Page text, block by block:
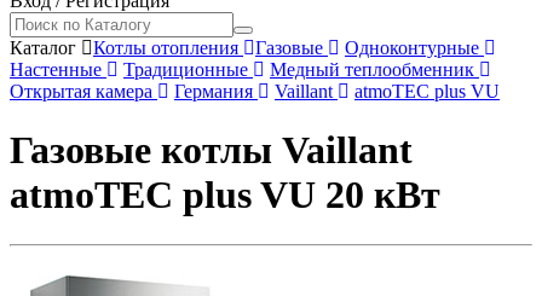
Каталог Котлы отопления Газовые
Одноконтурные
Настенные
Традиционные
Медный теплообменник
Открытая камера
Германия Vaillant atmoTEC plus VU
Газовые котлы Vaillant
atmoTEC plus VU 20 кВт